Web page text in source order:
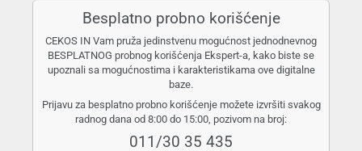
Besplatno probno korišćenje
CEKOS IN Vam pruža jedinstvenu mogućnost jednodnevnog
BESPLATNOG probnog korišćenja Ekspert-a, kako biste se
upoznali sa mogućnostima i karakteristikama ove digitalne
baze.
Prijavu za besplatno probno korišćenje možete izvršiti svakog
radnog dana od 8:00 do 15:00, pozivom na broj:
011/30 35 435